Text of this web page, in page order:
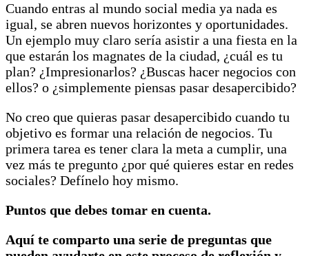
Cuando entras al mundo social media ya nada es
igual, se abren nuevos horizontes y oportunidades.
Un ejemplo muy claro sería asistir a una fiesta en la
que estarán los magnates de la ciudad, ¿cuál es tu
plan? ¿Impresionarlos? ¿Buscas hacer negocios con
ellos? o ¿simplemente piensas pasar desapercibido?
No creo que quieras pasar desapercibido cuando tu
objetivo es formar una relación de negocios. Tu
primera tarea es tener clara la meta a cumplir, una
vez más te pregunto ¿por qué quieres estar en redes
sociales? Defínelo hoy mismo.
Puntos que debes tomar en cuenta.
Aquí te comparto una serie de preguntas que